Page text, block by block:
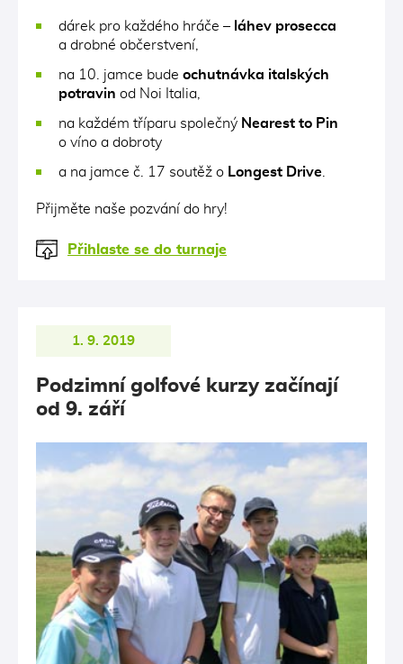
dárek pro každého hráče – láhev prosecca
a drobné občerstvení,
na 10. jamce bude ochutnávka italských
potravin od Noi Italia,
na každém tříparu společný Nearest to Pin
o víno a dobroty
a na jamce č. 17 soutěž o Longest Drive.
Přijměte naše pozvání do hry!
Přihlaste se do turnaje
1. 9. 2019
Podzimní golfové kurzy začínají
od 9. září